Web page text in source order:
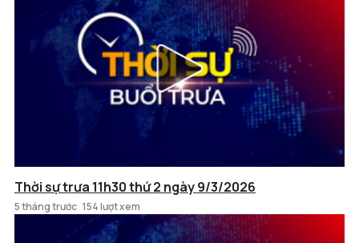
Thời sự trưa 11h30 thứ 2 ngày 9/3/2026
5 tháng trước 154 lượt xem